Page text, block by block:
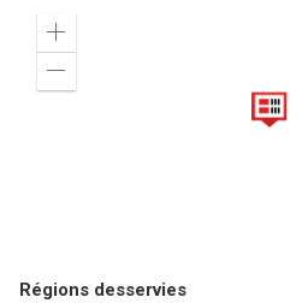
Zoom
Régions desservies